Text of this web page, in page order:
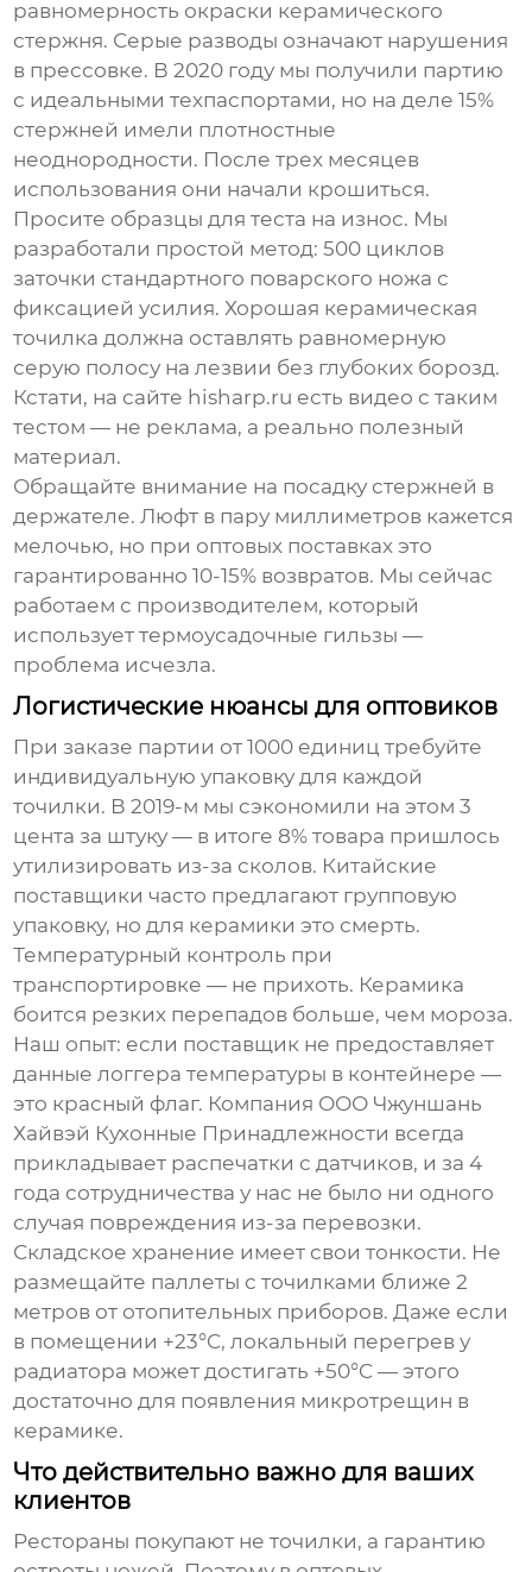
равномерность окраски керамического
стержня. Серые разводы означают нарушения
в прессовке. В 2020 году мы получили партию
с идеальными техпаспортами, но на деле 15%
стержней имели плотностные
неоднородности. После трех месяцев
использования они начали крошиться.
Просите образцы для теста на износ. Мы
разработали простой метод: 500 циклов
заточки стандартного поварского ножа с
фиксацией усилия. Хорошая керамическая
точилка должна оставлять равномерную
серую полосу на лезвии без глубоких борозд.
Кстати, на сайте hisharp.ru есть видео с таким
тестом — не реклама, а реально полезный
материал.
Обращайте внимание на посадку стержней в
держателе. Люфт в пару миллиметров кажется
мелочью, но при оптовых поставках это
гарантированно 10-15% возвратов. Мы сейчас
работаем с производителем, который
использует термоусадочные гильзы —
проблема исчезла.
Логистические нюансы для оптовиков
При заказе партии от 1000 единиц требуйте
индивидуальную упаковку для каждой
точилки. В 2019-м мы сэкономили на этом 3
цента за штуку — в итоге 8% товара пришлось
утилизировать из-за сколов. Китайские
поставщики часто предлагают групповую
упаковку, но для керамики это смерть.
Температурный контроль при
транспортировке — не прихоть. Керамика
боится резких перепадов больше, чем мороза.
Наш опыт: если поставщик не предоставляет
данные логгера температуры в контейнере —
это красный флаг. Компания ООО Чжуншань
Хайвэй Кухонные Принадлежности всегда
прикладывает распечатки с датчиков, и за 4
года сотрудничества у нас не было ни одного
случая повреждения из-за перевозки.
Складское хранение имеет свои тонкости. Не
размещайте паллеты с точилками ближе 2
метров от отопительных приборов. Даже если
в помещении +23°C, локальный перегрев у
радиатора может достигать +50°C — этого
достаточно для появления микротрещин в
керамике.
Что действительно важно для ваших
клиентов
Рестораны покупают не точилки, а гарантию